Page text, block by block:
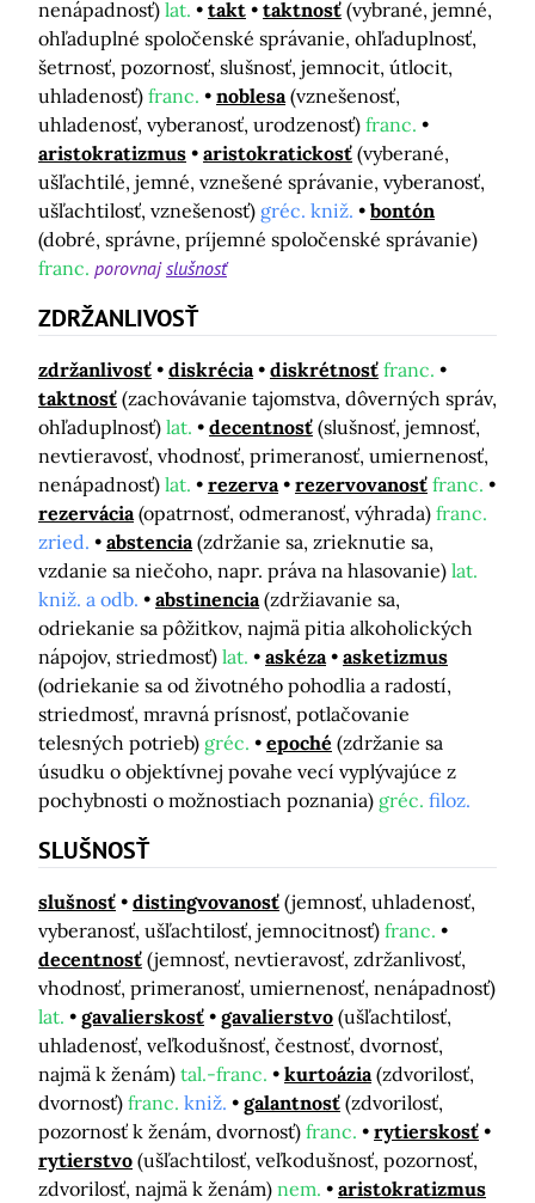
nenápadnosť) lat. takt taktnosť (vybrané, jemné,
ohľaduplné spoločenské správanie, ohľaduplnosť,
šetrnosť, pozornosť, slušnosť, jemnocit, útlocit,
uhladenosť) franc. noblesa (vznešenosť,
uhladenosť, vyberanosť, urodzenosť) franc.
aristokratizmus
aristokratickosť (vyberané,
ušľachtilé, jemné, vznešené správanie, vyberanosť,
ušľachtilosť, vznešenosť) gréc. kniž.
bontón
(dobré, správne, príjemné spoločenské správanie)
franc. porovnajslušnosť
ZDRŽANLIVOSŤ
zdržanlivosť diskrécia diskrétnosť franc.
taktnosť (zachovávanie tajomstva, dôverných správ,
ohľaduplnosť) lat. decentnosť (slušnosť, jemnosť,
nevtieravosť, vhodnosť, primeranosť, umiernenosť,
nenápadnosť) lat. rezerva rezervovanosť franc.
rezervácia (opatrnosť, odmeranosť, výhrada) franc.
zried.
abstencia (zdržanie sa, zrieknutie sa,
vzdanie sa niečoho, napr. práva na hlasovanie) lat.
kniž. a odb.
abstinencia (zdržiavanie sa,
odriekanie sa pôžitkov, najmä pitia alkoholických
nápojov, striedmosť) lat. askéza
asketizmus
(odriekanie sa od životného pohodlia a radostí,
striedmosť, mravná prísnosť, potlačovanie
telesných potrieb) gréc. epoché (zdržanie sa
úsudku o objektívnej povahe vecí vyplývajúce z
pochybnosti o možnostiach poznania) gréc. filoz.
SLUŠNOSŤ
slušnosť distingvovanosť (jemnosť, uhladenosť,
vyberanosť, ušľachtilosť, jemnocitnosť) franc.
decentnosť (jemnosť, nevtieravosť, zdržanlivosť,
vhodnosť, primeranosť, umiernenosť, nenápadnosť)
lat.
gavalierskosť gavalierstvo (ušľachtilosť,
uhladenosť, veľkodušnosť, čestnosť, dvornosť,
najmä k ženám) tal.-franc. kurtoázia (zdvorilosť,
dvornosť) franc. kniž. galantnosť (zdvorilosť,
pozornosť k ženám, dvornosť) franc.
rytierskosť
rytierstvo (ušľachtilosť, veľkodušnosť, pozornosť,
zdvorilosť, najmä k ženám) nem.
aristokratizmus